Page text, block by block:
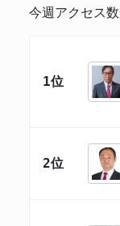
今週アクセス
1位
2位